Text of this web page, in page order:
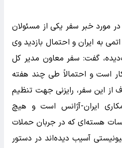
مورد خبر سفر یکی از مسئولان
به ایران و احتمال بازدید وی
گفت: سفر معاون مدیر کل
است و احتمالاً طی چند هفته
از این سفر، رایزنی جهت تنظیم
ایران-آژانس است و هیچ
هسته‌ای که در جربان حملات
آسیب دیده‌‌اند در دستور